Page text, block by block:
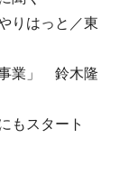
りはっと／東
業」 鈴木隆
もスタート